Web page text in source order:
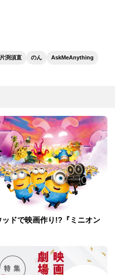
片渕須直 のん AskMeAnything
ドで映画作り!?『ミニオン